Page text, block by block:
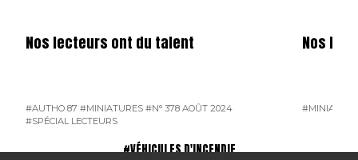
Nos lecteurs ont du talent
#AUTHO 87 #MINIATURES #N° 378 AOÛT 2024
#SPÉCIAL LECTEURS
Nos
#VÉHICULES D'INCENDIE